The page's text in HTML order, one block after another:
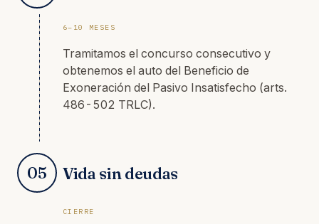
6–10 MESES
Tramitamos el concurso consecutivo y
obtenemos el auto del Beneficio de
Exoneración del Pasivo Insatisfecho (arts.
486-502 TRLC).
05 Vida sin deudas
CIERRE